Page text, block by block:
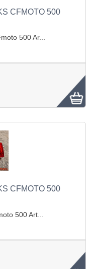
CFMOTO 500
500 Ar...
CFMOTO 500
500 Art...